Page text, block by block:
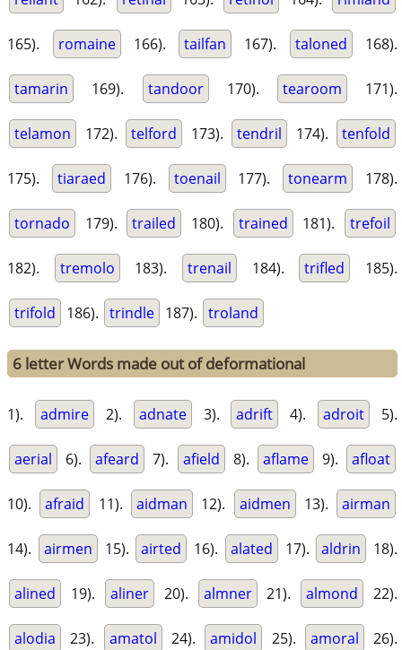
165). romaine 166). tailfan 167). taloned 168).
tamarin 169). tandoor 170). tearoom 171).
telamon 172). telford 173). tendril 174). tenfold
175). tiaraed 176). toenail 177). tonearm 178).
tornado 179). trailed 180). trained 181). trefoil
182). tremolo 183). trenail 184). trifled 185).
trifold 186). trindle 187). troland
6 letter Words made out of deformational
1). admire 2). adnate 3). adrift 4). adroit 5).
aerial 6). afeard 7). afield 8). aflame 9). afloat
10). afraid 11). aidman 12). aidmen 13). airman
14). airmen 15). airted 16). alated 17). aldrin 18).
alined 19). aliner 20). almner 21). almond 22).
alodia 23). amatol 24). amidol 25). amoral 26).